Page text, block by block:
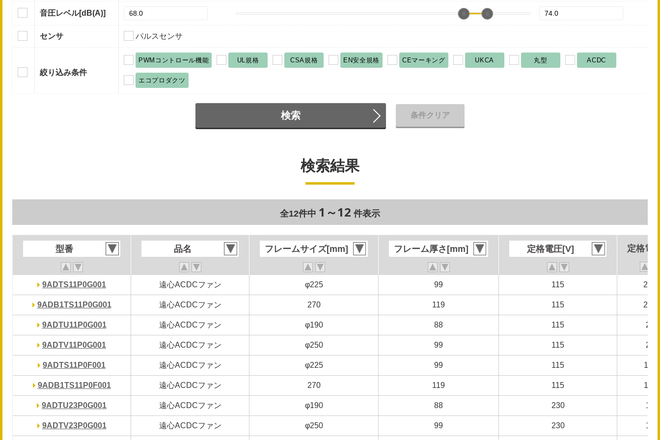
音圧レベル[dB(A)]
センサ パルスセンサ
絞り込み条件
PWMコントロール機能 UL規格 CSA規格 EN安全規格 CEマーキング UKCA 丸型 ACDC
エコプロダクツ
検索 条件クリア
検索結果
全12件中 1～12 件表示
型番 品名 フレームサイズ[mm] フレーム厚さ[mm] 定格電圧[V] 定格電
9ADTS11P0G001 遠心ACDCファン φ225 99 115 2.23
9ADB1TS11P0G001 遠心ACDCファン 270 119 115 2.23
9ADTU11P0G001 遠心ACDCファン φ190 88 115 2.5
9ADTV11P0G001 遠心ACDCファン φ250 99 115 2.3
9ADTS11P0F001 遠心ACDCファン φ225 99 115 1.11
9ADB1TS11P0F001 遠心ACDCファン 270 119 115 1.11
9ADTU23P0G001 遠心ACDCファン φ190 88 230 1.3
9ADTV23P0G001 遠心ACDCファン φ250 99 230 1.2
型番 品名 フレームサイズ[mm] フレーム厚さ[mm] 定格電圧[V] 定格電
9ADTS11P0G001 遠心ACDCファン φ225 99 115 2.23
9ADB1TS11P0G001 遠心ACDCファン 270 119 115 2.23
9ADTU11P0G001 遠心ACDCファン φ190 88 115 2.5
9ADTV11P0G001 遠心ACDCファン φ250 99 115 2.3
9ADTS11P0F001 遠心ACDCファン φ225 99 115 1.11
9ADB1TS11P0F001 遠心ACDCファン 270 119 115 1.11
9ADTU23P0G001 遠心ACDCファン φ190 88 230 1.3
9ADTV23P0G001 遠心ACDCファン φ250 99 230 1.2